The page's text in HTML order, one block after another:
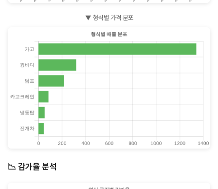
▼ 형식별 가격 분포
📉 감가율 분석